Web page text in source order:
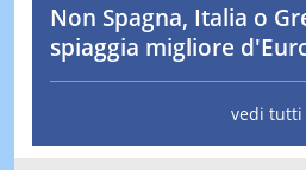
Non Spagna, Italia o
spiaggia migliore
vedi tutti